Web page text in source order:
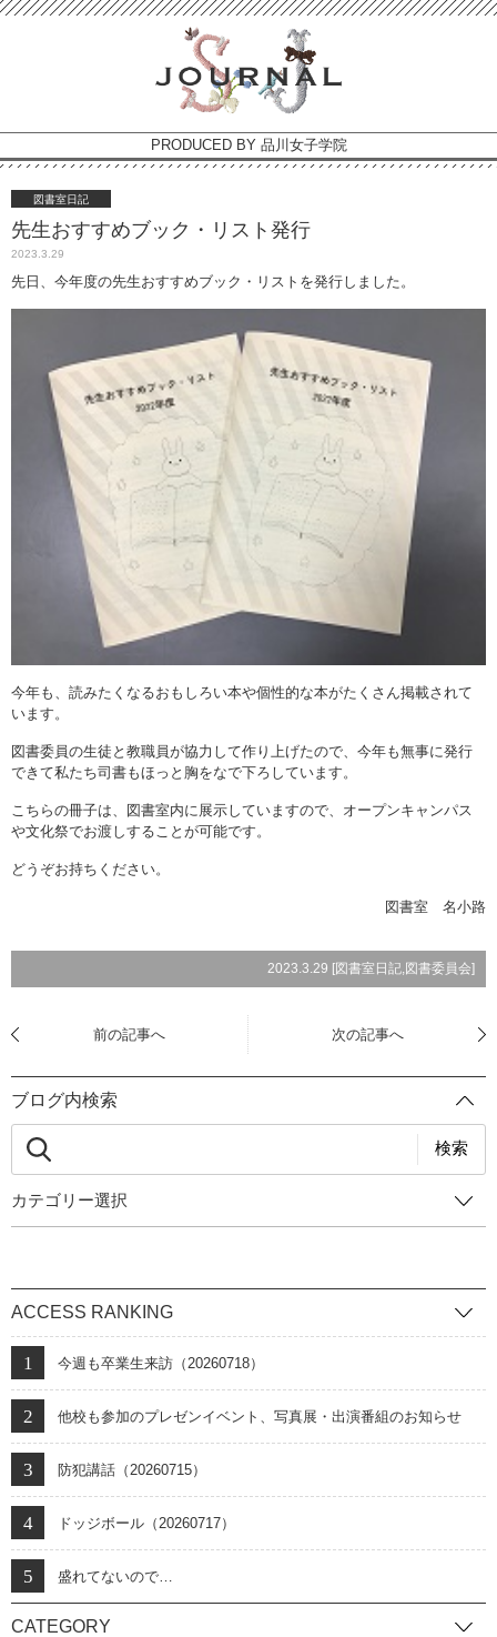
PRODUCED BY 品川女子学院
図書室日記
先生おすすめブック・リスト発行
2023.3.29
先日、今年度の先生おすすめブック・リストを発行しました。
今年も、読みたくなるおもしろい本や個性的な本がたくさん掲載されて
います。
図書委員の生徒と教職員が協力して作り上げたので、今年も無事に発行
できて私たち司書もほっと胸をなで下ろしています。
こちらの冊子は、図書室内に展示していますので、オープンキャンパス
や文化祭でお渡しすることが可能です。
どうぞお持ちください。
図書室 名小路
2023.3.29 [図書室日記 図書委員会]
前の記事へ 次の記事へ
ブログ内検索
検索
カテゴリー選択
ACCESS RANKING
今週も卒業生来訪（20260718）
他校も参加のプレゼンイベント、写真展・出演番組のお知らせ
防犯講話（20260715）
ドッジボール（20260717）
盛れてないので…
CATEGORY